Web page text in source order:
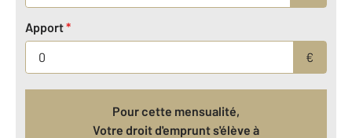
Apport*
€
Pour cette mensualité,
Votre droit d'emprunt s'élève à